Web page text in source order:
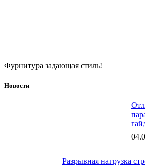
Фурнитура задающая стиль!
Новости
Разрывная нагрузка